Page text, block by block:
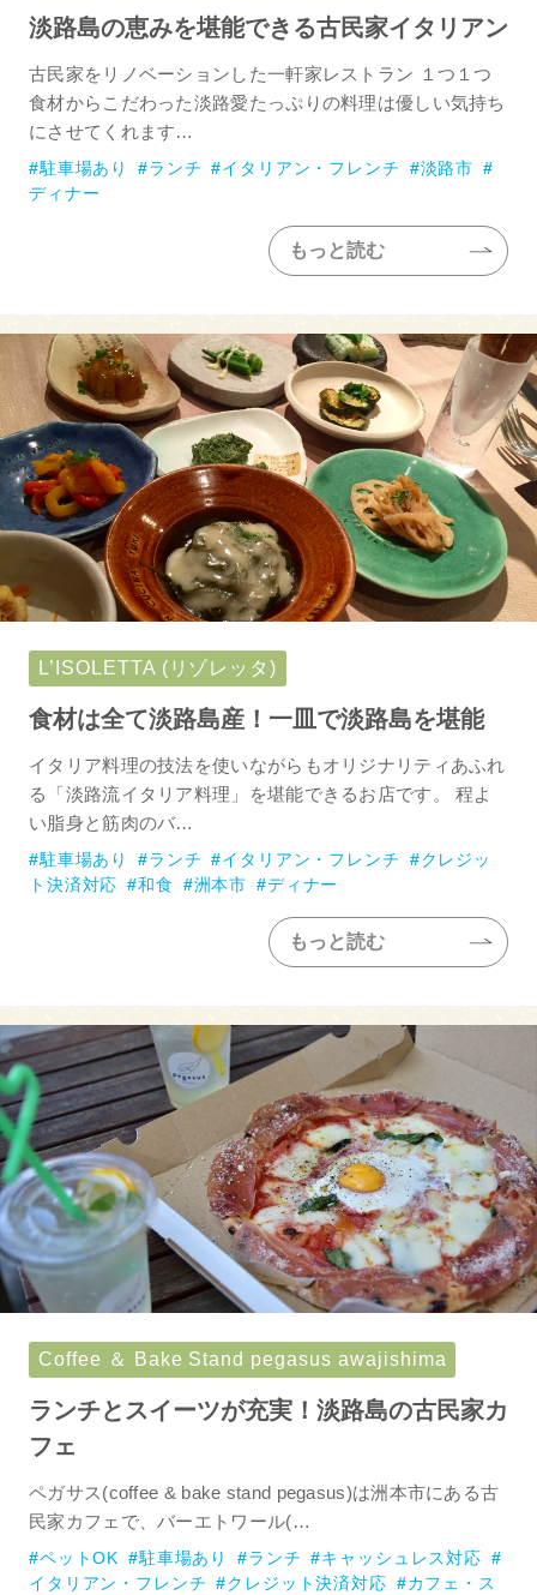
淡路島の恵みを堪能できる古民家イタリアン
古民家をリノベーションした一軒家レストラン １つ１つ
食材からこだわった淡路愛たっぷりの料理は優しい気持ち
にさせてくれます…
駐車場あり ランチ イタリアン・フレンチ
淡路市
ディナー
もっと読む
L’ISOLETTA (リゾレッタ)
食材は全て淡路島産！一皿で淡路島を堪能
イタリア料理の技法を使いながらもオリジナリティあふれ
る「淡路流イタリア料理」を堪能できるお店です。 程よ
い脂身と筋肉のバ…
駐車場あり ランチ イタリアン・フレンチ
クレジッ
ト決済対応
和食 洲本市 ディナー
もっと読む
Coffee ＆ Bake Stand pegasus awajishima
ランチとスイーツが充実！淡路島の古民家カ
フェ
ペガサス(coffee & bake stand pegasus)は洲本市にある古
民家カフェで、バーエトワール(…
ペットOK 駐車場あり ランチ
キャッシュレス対応
イタリアン・フレンチ
クレジット決済対応
カフェ・ス